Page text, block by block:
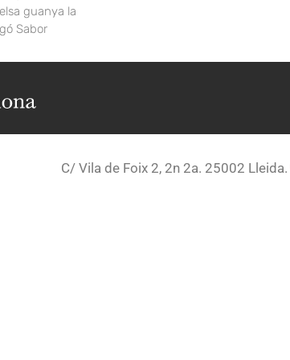
guanya la
Sabor
C/ Vila de Foix 2, 2n 2a. 25002 Lleida.